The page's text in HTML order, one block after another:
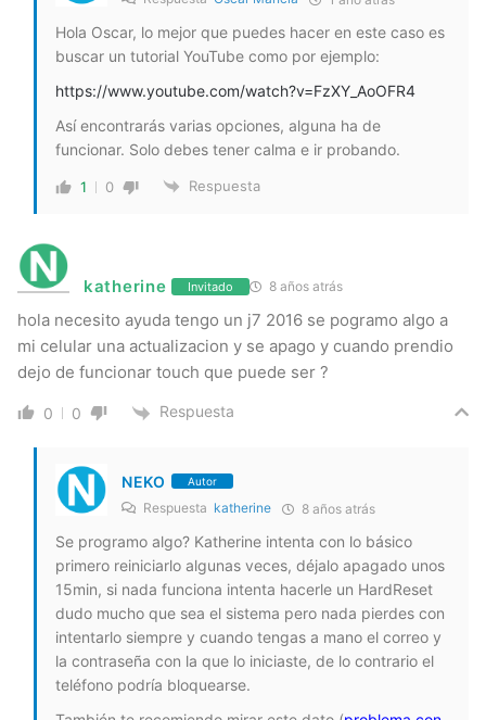
Hola Oscar, lo mejor que puedes hacer en este caso es
buscar un tutorial YouTube como por ejemplo:
https://www.youtube.com/watch?v=FzXY_AoOFR4
Así encontrarás varias opciones, alguna ha de
funcionar. Solo debes tener calma e ir probando.
1 0 Respuesta
katherine Invitado 8 años atrás
hola necesito ayuda tengo un j7 2016 se pogramo algo a
mi celular una actualizacion y se apago y cuando prendio
dejo de funcionar touch que puede ser ?
0 0 Respuesta
NEKO Autor
Respuesta katherine 8 años atrás
Se programo algo? Katherine intenta con lo básico
primero reiniciarlo algunas veces, déjalo apagado unos
15min, si nada funciona intenta hacerle un HardReset
dudo mucho que sea el sistema pero nada pierdes con
intentarlo siempre y cuando tengas a mano el correo y
la contraseña con la que lo iniciaste, de lo contrario el
teléfono podría bloquearse.